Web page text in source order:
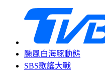
颱風白海豚動態
SBS歌謠大戰